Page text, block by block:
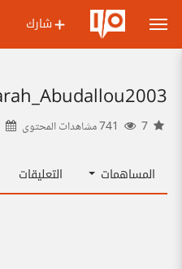
شارك
المساهمات التعليقات